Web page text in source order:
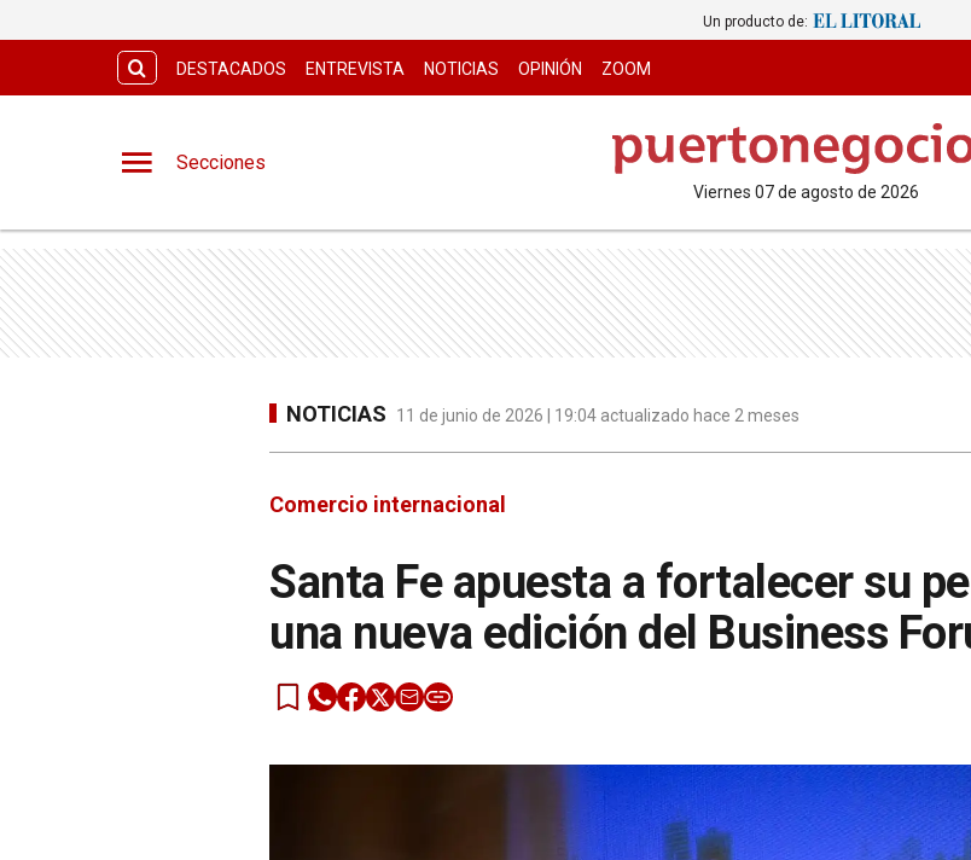
Un producto de:
DESTACADOS ENTREVISTA NOTICIAS OPINIÓN ZOOM
Secciones
viernes 07 de agosto de 2026
NOTICIAS 11 de junio de 2026 | 19:04 actualizado hace 2 meses
Comercio internacional
Santa Fe apuesta a fortalecer su
una nueva edición del Business